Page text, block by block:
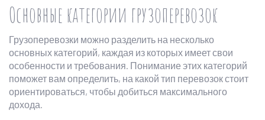
Основные категории грузоперевозок
Грузоперевозки можно разделить на несколько
основных категорий, каждая из которых имеет свои
особенности и требования. Понимание этих категорий
поможет вам определить, на какой тип перевозок стоит
ориентироваться, чтобы добиться максимального
дохода.